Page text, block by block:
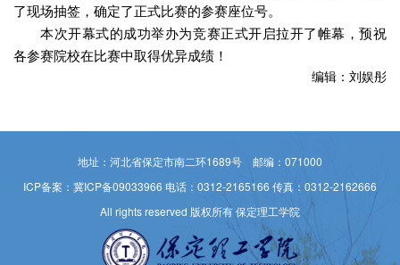
了现场抽签，确定了正式比赛的参赛座位号。
本次开幕式的成功举办为竞赛正式开启拉开了帷幕，预祝
各参赛院校在比赛中取得优异成绩！
编辑：刘娱彤
地址：河北省保定市南二环1689号 邮编：071000
ICP备案：冀ICP备09033966 电话：0312-2165166 传真：0312-2162666
All rights reserved 版权所有 保定理工学院